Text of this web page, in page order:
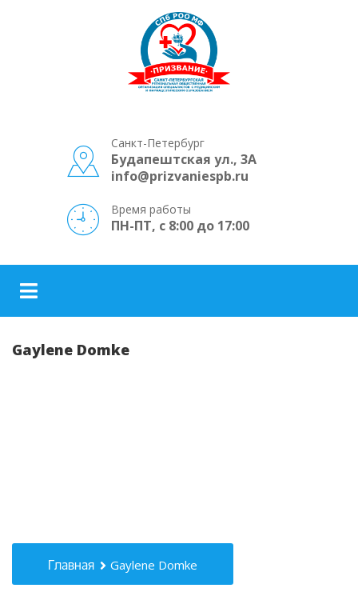
Санкт-Петербург
Будапештская ул., 3А
info@prizvaniespb.ru
Время работы
ПН-ПТ, с 8:00 до 17:00
Gaylene Domke
Главная Gaylene Domke